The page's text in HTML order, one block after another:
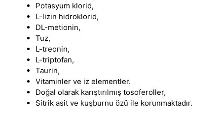
Potasyum klorid,
L-lizin hidroklorid,
DL-metionin,
Tuz,
L-treonin,
L-triptofan,
Taurin,
Vitaminler ve iz elementler.
Doğal olarak karıştırılmış tosoferoller,
Sitrik asit ve kuşburnu özü ile korunmaktadır.